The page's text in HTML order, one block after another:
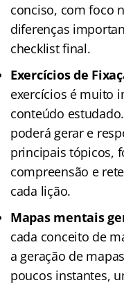
conciso, com foco
diferenças
checklist final.
Exercícios de
exercícios é muito
conteúdo
poderá gerar e
principais tópicos,
compreensão e
cada lição.
Mapas mentais
cada conceito de
a geração de
poucos instantes,